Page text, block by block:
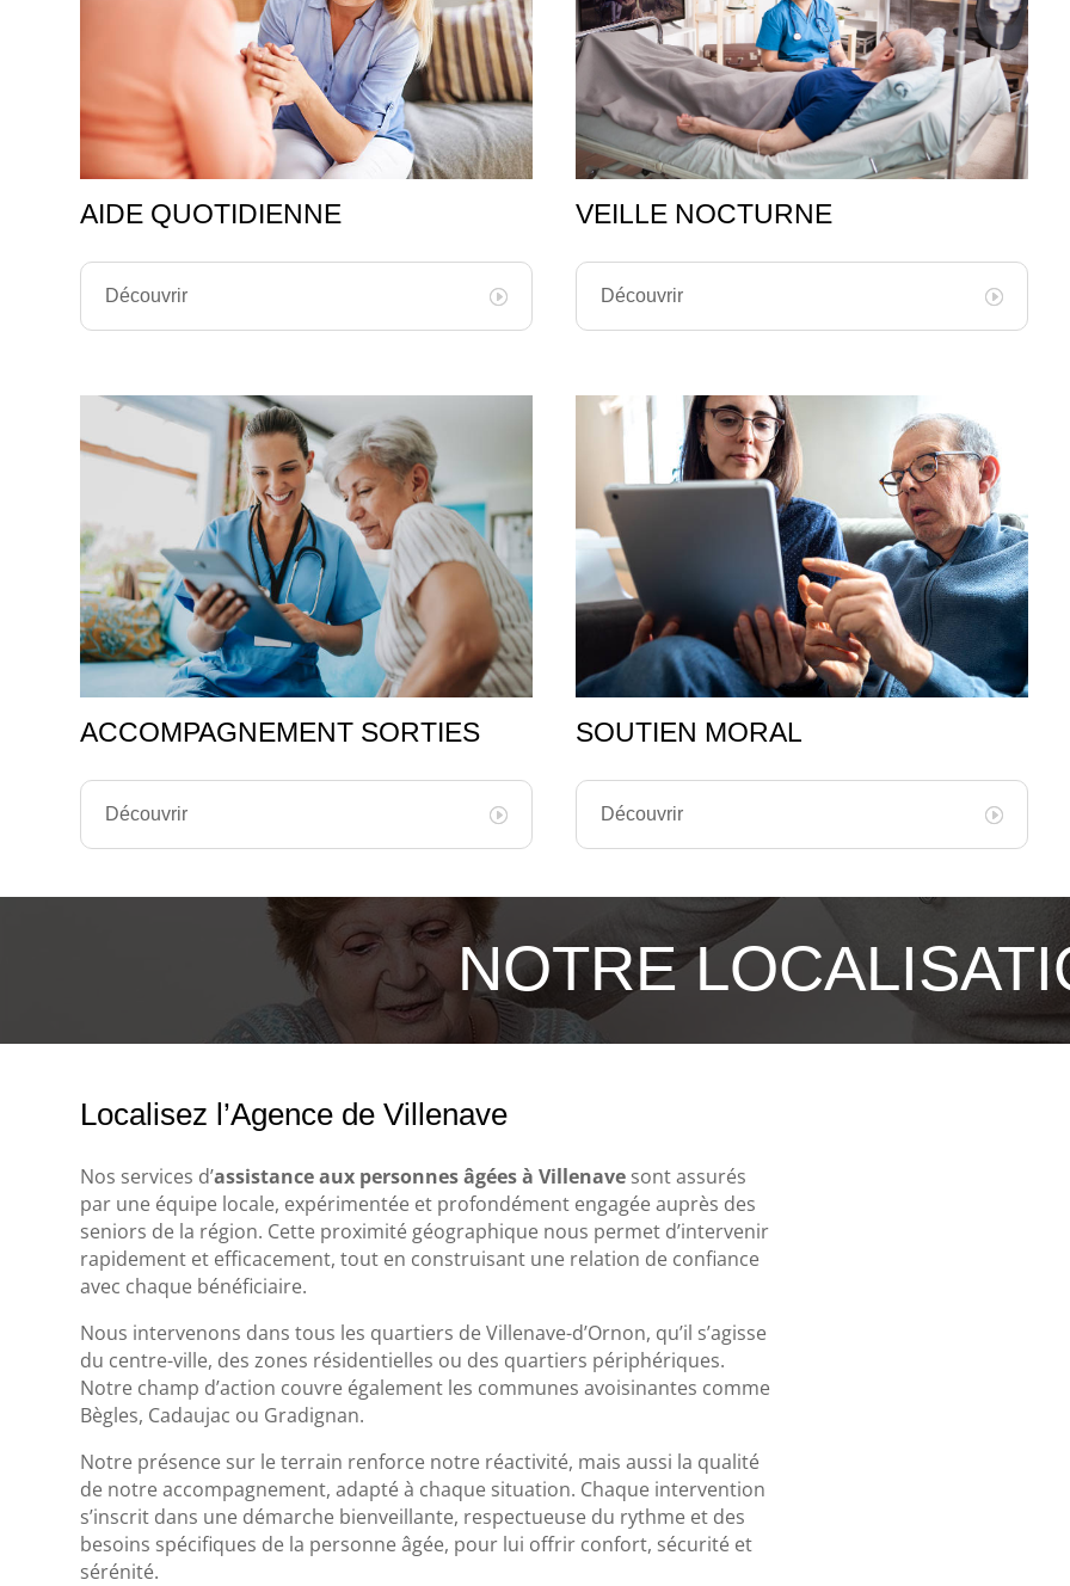
AIDE QUOTIDIENNE
Découvrir
VEILLE NOCTURNE
Découvrir
ACCOMPAGNEMENT SORTIES
Découvrir
SOUTIEN MORAL
Découvrir
NOTRE
Localisez l’Agence de Villenave
Nos services d’assistance aux personnes âgées à Villenave sont assurés
par une équipe locale, expérimentée et profondément engagée auprès des
seniors de la région. Cette proximité géographique nous permet d’intervenir
rapidement et efficacement, tout en construisant une relation de confiance
avec chaque bénéficiaire.
Nous intervenons dans tous les quartiers de Villenave-d’Ornon, qu’il s’agisse
du centre-ville, des zones résidentielles ou des quartiers périphériques.
Notre champ d’action couvre également les communes avoisinantes comme
Bègles, Cadaujac ou Gradignan.
Notre présence sur le terrain renforce notre réactivité, mais aussi la qualité
de notre accompagnement, adapté à chaque situation. Chaque intervention
s’inscrit dans une démarche bienveillante, respectueuse du rythme et des
besoins spécifiques de la personne âgée, pour lui offrir confort, sécurité et
sérénité.